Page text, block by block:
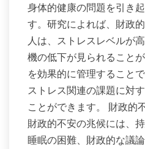
身体的健康の問題を引き
す。研究によれば、財政
人は、ストレスレベルが
機の低下が見られること
を効果的に管理すること
ストレス関連の課題に対
ことができます。 財政的
財政的不安の兆候には、
睡眠の困難、財政的な議